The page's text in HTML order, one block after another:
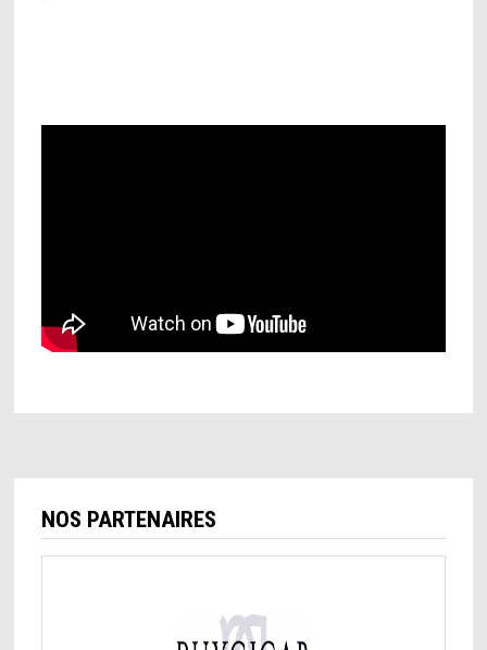
NOS PARTENAIRES